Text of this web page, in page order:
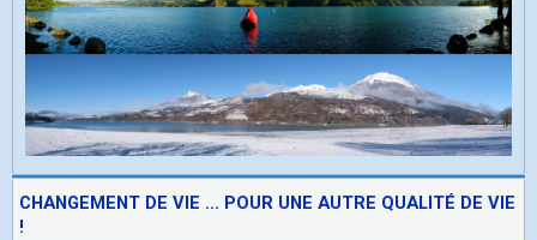
CHANGEMENT DE VIE ... POUR UNE AUTRE QUALITÉ DE VIE
!